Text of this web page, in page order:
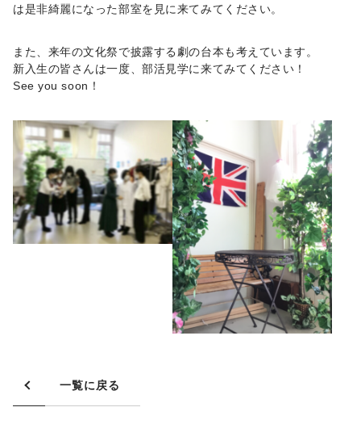
は是非綺麗になった部室を見に来てみてください。
また、来年の文化祭で披露する劇の台本も考えています。
新入生の皆さんは一度、部活見学に来てみてください！
See you soon！
一覧に戻る